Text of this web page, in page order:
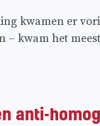
kwamen er
– kwam het
anti-